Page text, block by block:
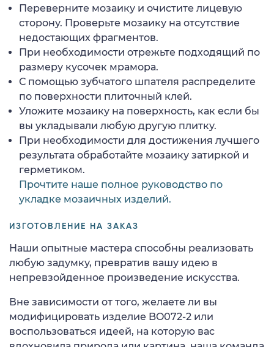
Переверните мозаику и очистите лицевую
сторону. Проверьте мозаику на отсутствие
недостающих фрагментов.
При необходимости отрежьте подходящий по
размеру кусочек мрамора.
С помощью зубчатого шпателя распределите
по поверхности плиточный клей.
Уложите мозаику на поверхность, как если бы
вы укладывали любую другую плитку.
При необходимости для достижения лучшего
результата обработайте мозаику затиркой и
герметиком.
Прочтите наше полное руководство по
укладке мозаичных изделий.
ИЗГОТОВЛЕНИЕ НА ЗАКАЗ
Наши опытные мастера способны реализовать
любую задумку, превратив вашу идею в
непревзойденное произведение искусства.
Вне зависимости от того, желаете ли вы
модифицировать изделие BO072-2 или
воспользоваться идеей, на которую вас